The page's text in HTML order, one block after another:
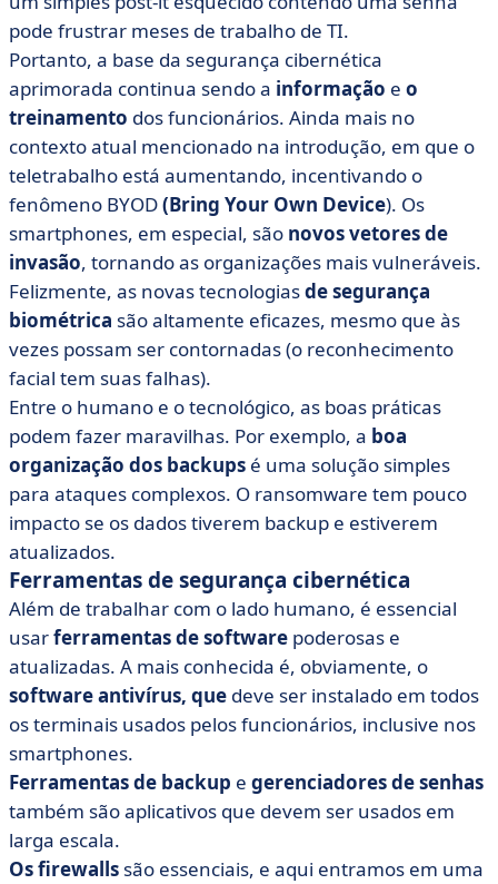
pode frustrar meses de trabalho de TI.
Portanto, a base da segurança cibernética
aprimorada continua sendo a informação e o
treinamento dos funcionários. Ainda mais no
contexto atual mencionado na introdução, em que o
teletrabalho está aumentando, incentivando o
fenômeno BYOD(Bring Your Own Device). Os
smartphones, em especial, são novos vetores de
invasão, tornando as organizações mais vulneráveis.
Felizmente, as novas tecnologiasde segurança
biométrica são altamente eficazes, mesmo que às
vezes possam ser contornadas (o reconhecimento
facial tem suas falhas).
Entre o humano e o tecnológico, as boas práticas
podem fazer maravilhas. Por exemplo, a boa
organização dos backups é uma solução simples
para ataques complexos. O ransomware tem pouco
impacto se os dados tiverem backup e estiverem
atualizados.
Ferramentas de segurança cibernética
Além de trabalhar com o lado humano, é essencial
usarferramentas de software poderosas e
atualizadas. A mais conhecida é, obviamente, o
software antivírus, que deve ser instalado em todos
os terminais usados pelos funcionários, inclusive nos
smartphones.
Ferramentas de backup e gerenciadores de senhas
também são aplicativos que devem ser usados em
larga escala.
Os firewalls são essenciais, e aqui entramos em uma